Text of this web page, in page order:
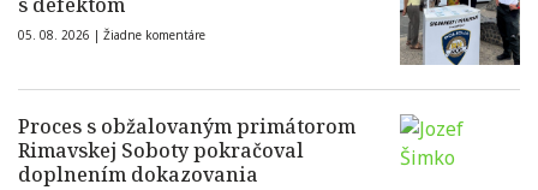
05. 08. 2026 | Žiadne komentáre
Proces s obžalovaným primátorom
Rimavskej Soboty pokračoval
doplnením dokazovania